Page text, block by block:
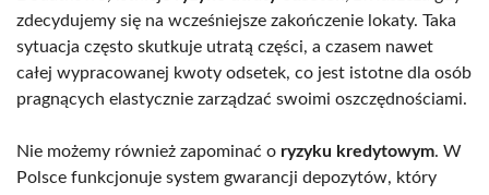
zdecydujemy się na wcześniejsze zakończenie lokaty. Taka
sytuacja często skutkuje utratą części, a czasem nawet
całej wypracowanej kwoty odsetek, co jest istotne dla osób
pragnących elastycznie zarządzać swoimi oszczędnościami.
Nie możemy również zapominać o ryzyku kredytowym. W
Polsce funkcjonuje system gwarancji depozytów, który